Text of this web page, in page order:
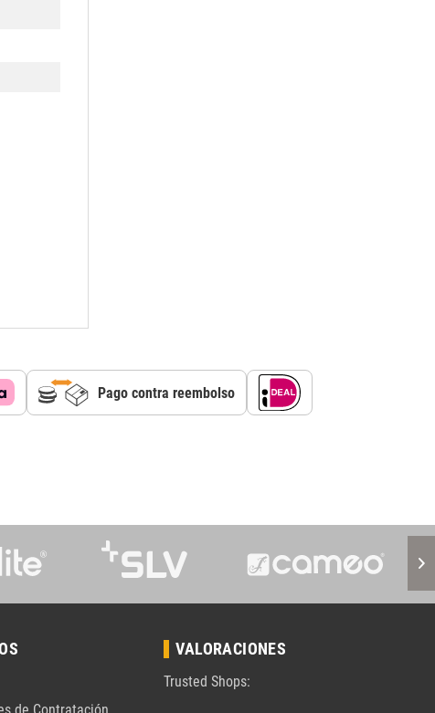
Pago contra reembolso
VALORACIONES
Trusted Shops: